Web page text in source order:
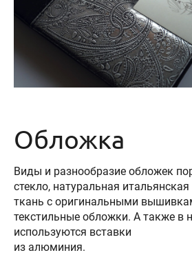
Обложка
Виды и разнообразие обложек
стекло, натуральная
ткань с оригинальными
текстильные обложки. А также в
используются вставки
из алюминия.